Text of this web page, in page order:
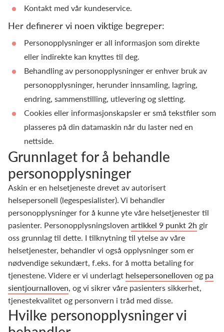
Kontakt med vår kundeservice.
Her definerer vi noen viktige begreper:
Personopplysninger er all informasjon som direkte
eller indirekte kan knyttes til deg.
Behandling av personopplysninger er enhver bruk av
personopplysninger, herunder innsamling, lagring,
endring, sammenstilling, utlevering og sletting.
Cookies eller informasjonskapsler er små tekstfiler som
plasseres på din datamaskin når du laster ned en
nettside.
Grunnlaget for å behandle
personopplysninger
Askin er en helsetjeneste drevet av autorisert
helsepersonell (legespesialister). Vi behandler
personopplysninger for å kunne yte våre helsetjenester til
pasienter. Personopplysningsloven artikkel 9 punkt 2h gir
oss grunnlag til dette. I tilknytning til ytelse av våre
helsetjenester, behandler vi også opplysninger som er
nødvendige sekundært, f.eks. for å motta betaling for
tjenestene. Videre er vi underlagt helsepersonelloven og pa
sientjournalloven, og vi sikrer våre pasienters sikkerhet,
tjenestekvalitet og personvern i tråd med disse.
Hvilke personopplysninger vi